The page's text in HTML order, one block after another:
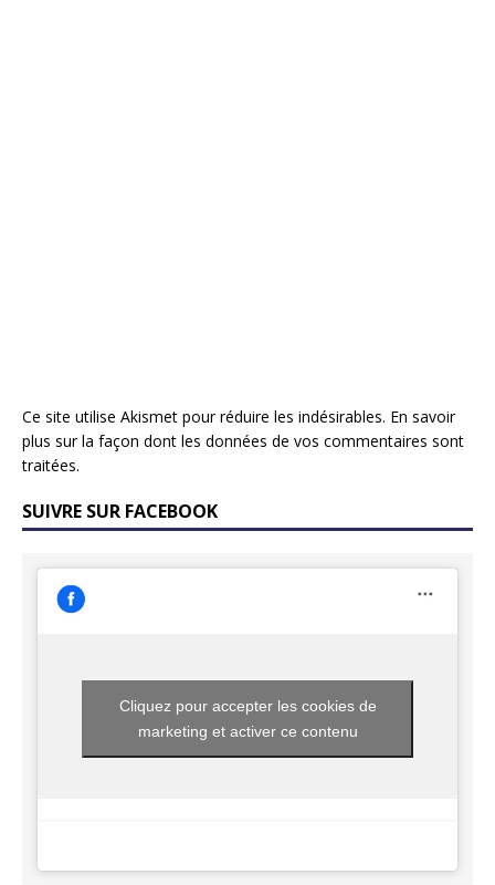
Ce site utilise Akismet pour réduire les indésirables. En savoir
plus sur la façon dont les données de vos commentaires sont
traitées.
SUIVRE SUR FACEBOOK
Cliquez pour accepter les cookies de
marketing et activer ce contenu